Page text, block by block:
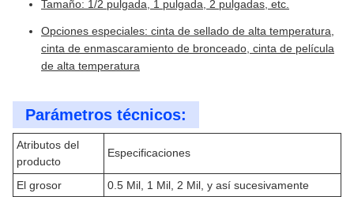
Tamaño: 1/2 pulgada, 1 pulgada, 2 pulgadas, etc.
Opciones especiales: cinta de sellado de alta temperatura,
cinta de enmascaramiento de bronceado, cinta de película
de alta temperatura
Parámetros técnicos:
Atributos del
producto
Especificaciones
El grosor
0.5 Mil, 1 Mil, 2 Mil, y así sucesivamente